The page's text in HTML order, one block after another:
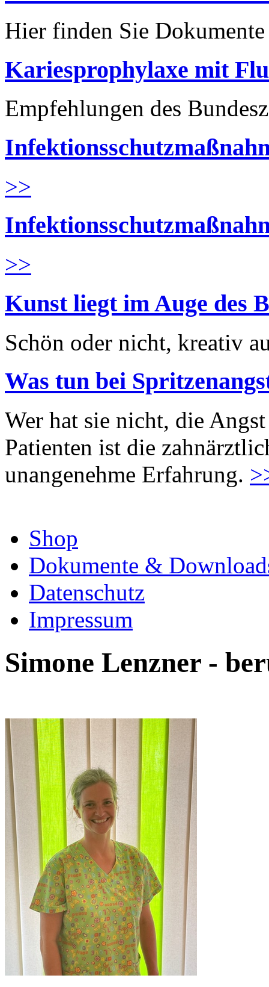
Hier finden Sie
Kariesprophylaxe mit
Empfehlungen des
>>
>>
Kunst liegt im Auge des
Schön oder nicht, kreativ
Was tun bei
Wer hat sie nicht, die
Patienten ist die
unangenehme Erfahrung.
Shop
Dokumente &
Datenschutz
Impressum
Simone Lenzner -